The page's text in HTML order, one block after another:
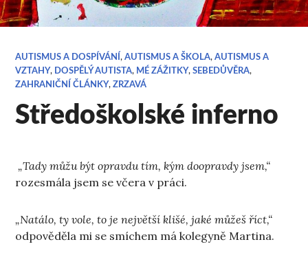
AUTISMUS A DOSPÍVÁNÍ,AUTISMUS A ŠKOLA,AUTISMUS A
VZTAHY, DOSPĚLÝ AUTISTA, MÉ ZÁŽITKY,SEBEDŮVĚRA,
ZAHRANIČNÍ ČLÁNKY,ZRZAVÁ
Středoškolské inferno
„Tady můžu být opravdu tím, kým doopravdy jsem,“
rozesmála jsem se včera v práci.
„Natálo, ty vole, to je největší klišé, jaké můžeš říct,“
odpověděla mi se smíchem má kolegyně Martina.